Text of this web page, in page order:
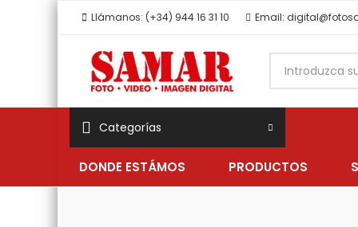
Llámanos: (+34) 944 16 31 10 Email:
Categorías
DONDE ESTÁMOS PRODUCTOS